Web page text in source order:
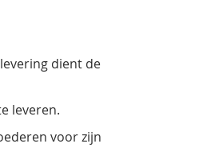
dient de
leveren.
voor zijn